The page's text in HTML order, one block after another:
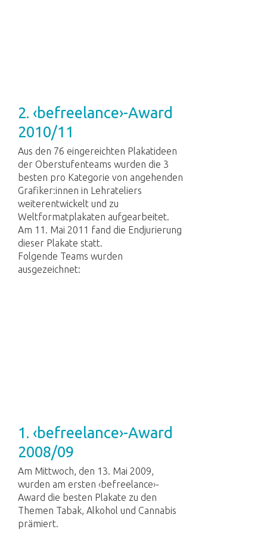
2. ‹befreelance›-Award
2010/11
Aus den 76 eingereichten Plakatideen
der Oberstufenteams wurden die 3
besten pro Kategorie von angehenden
Grafiker:innen in Lehrateliers
weiterentwickelt und zu
Weltformatplakaten aufgearbeitet.
Am 11. Mai 2011 fand die Endjurierung
dieser Plakate statt.
Folgende Teams wurden
ausgezeichnet:
1. ‹befreelance›-Award
2008/09
Am Mittwoch, den 13. Mai 2009,
wurden am ersten ‹befreelance›-
Award die besten Plakate zu den
Themen Tabak, Alkohol und Cannabis
prämiert.